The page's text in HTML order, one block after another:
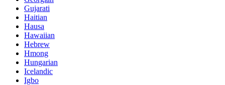
Gujarati
Haitian
Hausa
Hawaiian
Hebrew
Hmong
Hungarian
Icelandic
Igbo